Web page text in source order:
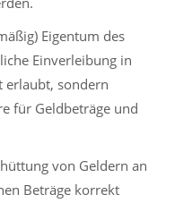
Eigentum des
Einverleibung in
erlaubt, sondern
für Geldbeträge und
von Geldern an
Beträge korrekt